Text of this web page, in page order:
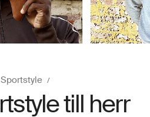
Sportstyle
till herr